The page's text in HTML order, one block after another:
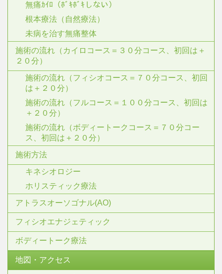
無痛ｶｲﾛ（ﾎﾞｷﾎﾞｷしない）
根本療法（自然療法）
未病を治す無痛整体
施術の流れ（カイロコース＝３０分コース、初回は＋
２０分）
施術の流れ（フィシオコース＝７０分コース、初回
は＋２０分）
施術の流れ（フルコース＝１００分コース、初回は
＋２０分）
施術の流れ（ボディートークコース＝７０分コー
ス、初回は＋２０分）
施術方法
キネシオロジー
ホリスティック療法
アトラスオーソゴナル(AO)
フィシオエナジェティック
ボディートーク療法
地図・アクセス